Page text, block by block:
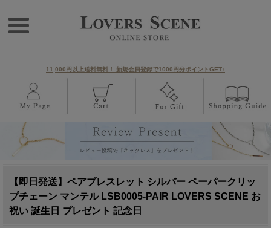
11,000円以上送料無料！ 新規会員登録で1000円分ポイントGET♪
【即日発送】ペアブレスレット シルバー ペーパークリッ
プチェーン マンテル LSB0005-PAIR LOVERS SCENE お
祝い 誕生日 プレゼント 記念日